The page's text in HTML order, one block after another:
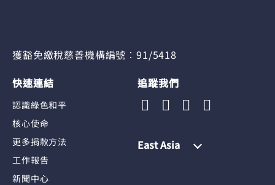
獲豁免繳稅慈善機構編號︰91/5418
快速連結
認識綠色和平
核心使命
更多捐款方法
工作報告
新聞中心
追蹤我們
East Asia